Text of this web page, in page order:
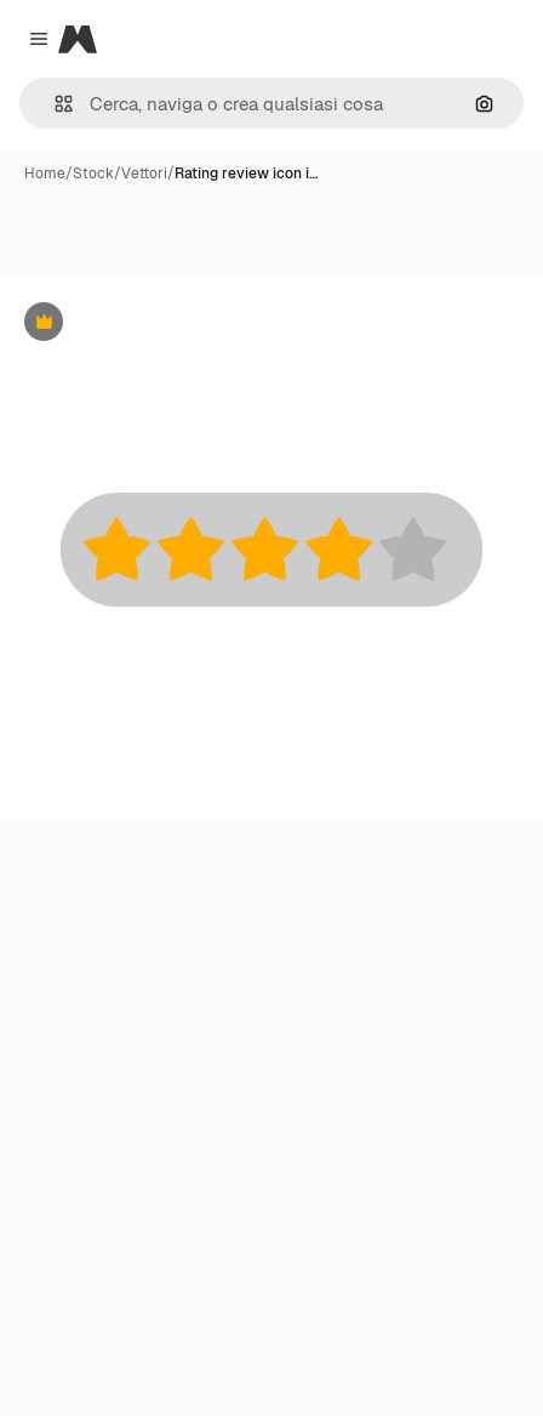
Close menu
Magnific
Cerca
Home/Stock/Vettori/Rating review icon i…
Premium